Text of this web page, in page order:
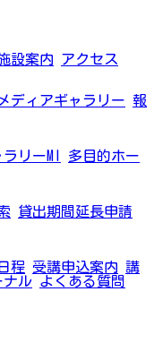
設案内 アクセス
メディアギャラリー 報
リーMI
多目的ホー
貸出期間延長申請
程 受講申込案内 講
ナル よくある質問